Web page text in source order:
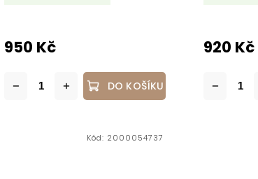
950 Kč
DO KOŠÍKU
920 Kč
Kód: 2000054737